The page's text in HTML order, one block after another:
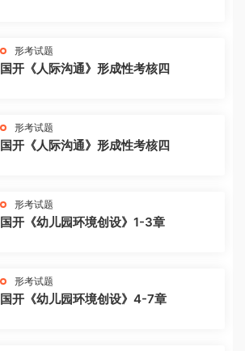
形考试题
国开《人际沟通》形成性考核四
形考试题
国开《人际沟通》形成性考核四
形考试题
国开《幼儿园环境创设》1-3章
形考试题
国开《幼儿园环境创设》4-7章